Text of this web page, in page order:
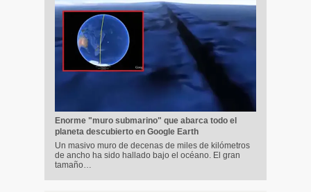
Enorme "muro submarino" que abarca todo el
planeta descubierto en Google Earth
Un masivo muro de decenas de miles de kilómetros
de ancho ha sido hallado bajo el océano. El gran
tamaño…